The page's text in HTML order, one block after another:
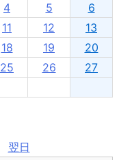
4 5
6
11 12
13
18 19
20
25 26
27
翌日